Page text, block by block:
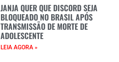
JANJA QUER QUE DISCORD SEJA
BLOQUEADO NO BRASIL APÓS
TRANSMISSÃO DE MORTE DE
ADOLESCENTE
LEIA AGORA »